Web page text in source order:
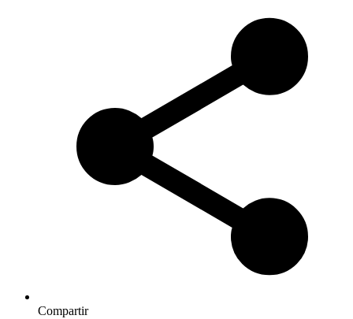
Compartir